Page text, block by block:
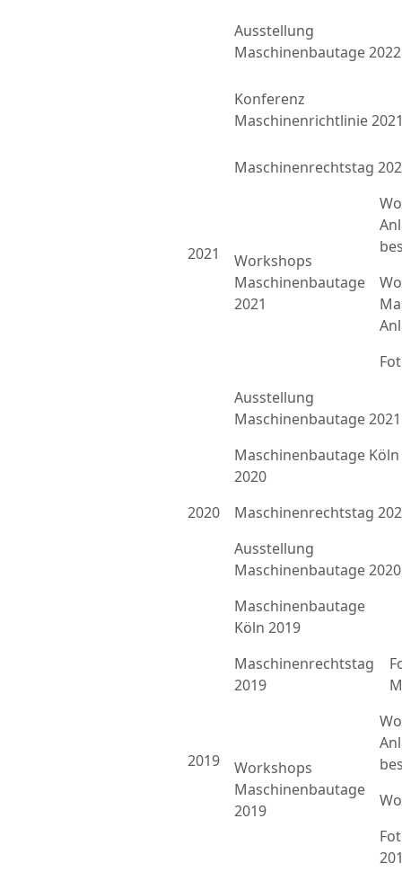
Ausstellung
Maschinenbautage 2022
2021
Konferenz
Maschinenrichtlinie
Maschinenrechtstag
Workshops
Maschinenbautage
2021
Ausstellung
Maschinenbautage 2021
2020
Maschinenbautage Köln
2020
Maschinenrechtstag
Ausstellung
Maschinenbautage 2020
2019
Maschinenbautage
Köln 2019
Maschinenrechtstag
2019
Workshops
Maschinenbautage
2019